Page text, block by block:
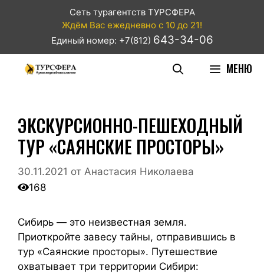
Сеть турагентств ТУРСФЕРА
Ждём Вас ежедневно с 10 до 21!
Единый номер: +7(812) 643-34-06
МЕНЮ
ЭКСКУРСИОННО-ПЕШЕХОДНЫЙ
ТУР «САЯНСКИЕ ПРОСТОРЫ»
30.11.2021 от Анастасия Николаева
168
Сибирь — это неизвестная земля.
Приоткройте завесу тайны, отправившись в
тур «Саянские просторы». Путешествие
охватывает три территории Сибири: